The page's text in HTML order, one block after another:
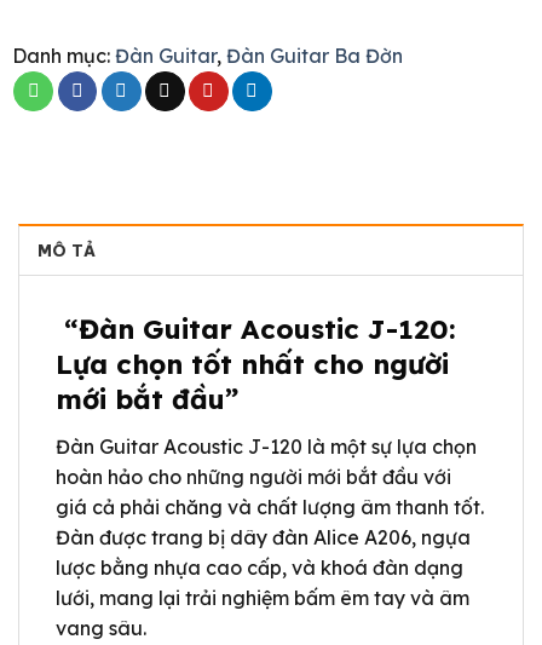
Danh mục: Đàn Guitar, Đàn Guitar Ba Đờn
MÔ TẢ
“Đàn Guitar Acoustic J-120:
Lựa chọn tốt nhất cho người
mới bắt đầu”
Đàn Guitar Acoustic J-120 là một sự lựa chọn
hoàn hảo cho những người mới bắt đầu với
giá cả phải chăng và chất lượng âm thanh tốt.
Đàn được trang bị dây đàn Alice A206, ngựa
lược bằng nhựa cao cấp, và khoá đàn dạng
lưới, mang lại trải nghiệm bấm êm tay và âm
vang sâu.